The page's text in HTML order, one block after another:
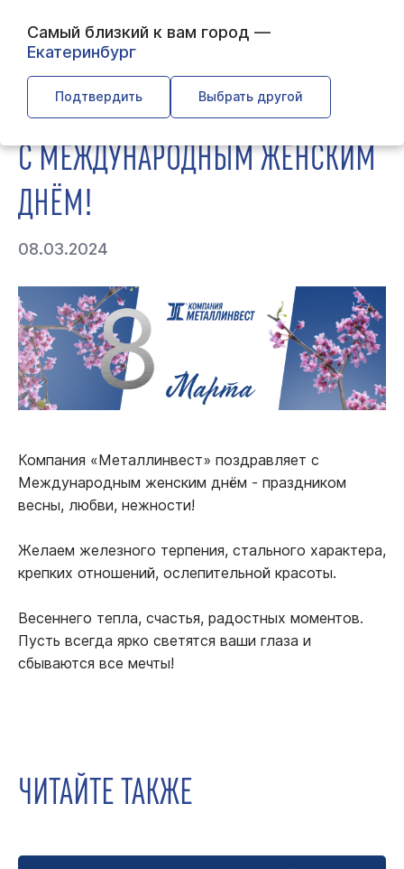
Самый близкий к вам город —
Екатеринбург
Подтвердить Выбрать другой
С МЕЖДУНАРОДНЫМ ЖЕНСКИМ
ДНЁМ!
08.03.2024
Компания «Металлинвест» поздравляет с
Международным женским днём - праздником
весны, любви, нежности!
Желаем железного терпения, стального характера,
крепких отношений, ослепительной красоты.
Весеннего тепла, счастья, радостных моментов.
Пусть всегда ярко светятся ваши глаза и
сбываются все мечты!
ЧИТАЙТЕ ТАКЖЕ